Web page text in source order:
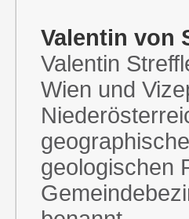
Valentin von
Valentin
Wien und
geologischen